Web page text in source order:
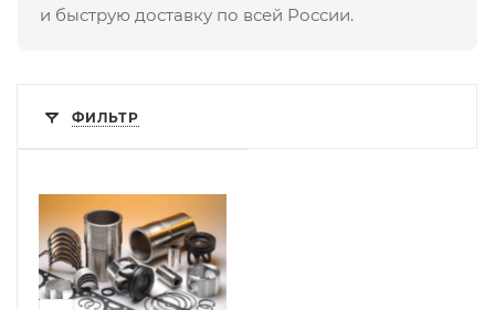
и быструю доставку по всей России.
ФИЛЬТР